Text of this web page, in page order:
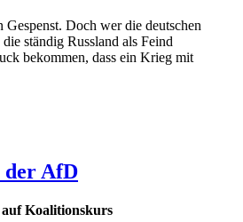
Doch wer die deutschen
ständig Russland als Feind
bekommen, dass ein Krieg mit
der AfD
Koalitionskurs